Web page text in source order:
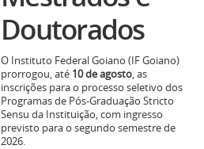
Doutorados
O Instituto Federal Goiano (IF Goiano)
prorrogou, até 10 de agosto, as
inscrições para o processo seletivo dos
Programas de Pós-Graduação Stricto
Sensu da Instituição, com ingresso
previsto para o segundo semestre de
2026.